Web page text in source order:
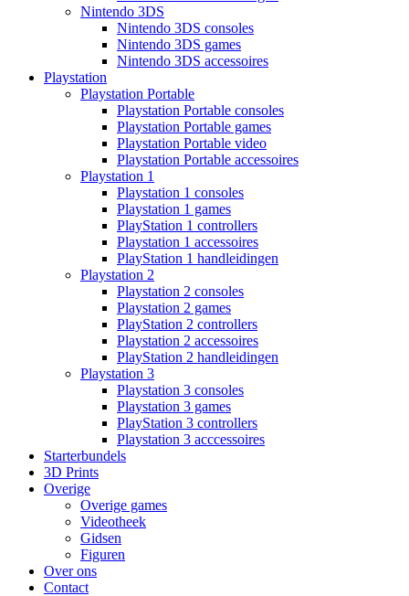
Nintendo 3DS
Nintendo 3DS consoles
Nintendo 3DS games
Nintendo 3DS accessoires
Playstation
Playstation Portable
Playstation Portable consoles
Playstation Portable games
Playstation Portable video
Playstation Portable accessoires
Playstation 1
Playstation 1 consoles
Playstation 1 games
PlayStation 1 controllers
Playstation 1 accessoires
PlayStation 1 handleidingen
Playstation 2
Playstation 2 consoles
Playstation 2 games
PlayStation 2 controllers
Playstation 2 accessoires
PlayStation 2 handleidingen
Playstation 3
Playstation 3 consoles
Playstation 3 games
PlayStation 3 controllers
Playstation 3 acccessoires
Starterbundels
3D Prints
Overige
Overige games
Videotheek
Gidsen
Figuren
Over ons
Contact